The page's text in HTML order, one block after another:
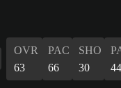
OVR
63
PAC
66
SHO
30
44